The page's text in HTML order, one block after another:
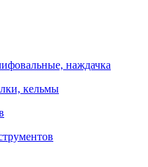
наждачка
кельмы